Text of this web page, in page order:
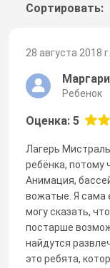
Сортировать:
28 августа 2018 г.
Ребенок
Оценка: 5
Лагерь
ребёнка, потому
Анимация,
вожатые. Я сама
могу сказать,
постарше
найдутся
это ребята,